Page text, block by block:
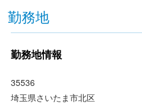
勤務地
勤務地情報
35536
埼玉県さいたま市北区